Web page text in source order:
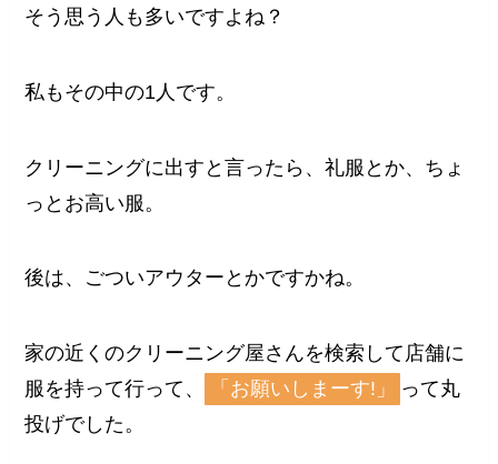
そう思う人も多いですよね？
私もその中の1人です。
クリーニングに出すと言ったら、礼服とか、ちょ
っとお高い服。
後は、ごついアウターとかですかね。
家の近くのクリーニング屋さんを検索して店舗に
服を持って行って、
「お願いしまーす!」
って丸
投げでした。